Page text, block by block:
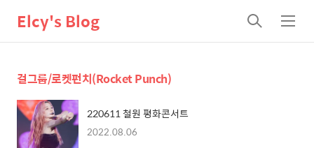
Elcy's Blog
검
색
메
뉴
걸그룹/로켓펀치(Rocket Punch)
220611 철원 평화콘서트
2022.08.06